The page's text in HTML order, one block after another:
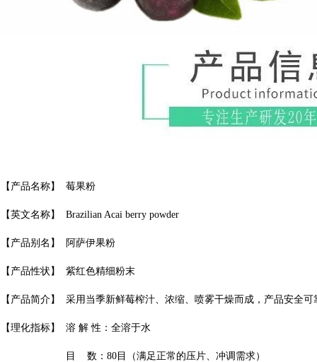
【产品名称】 莓果粉
【英文名称】 Brazilian Acai berry powder
【产品别名】 阿萨伊果粉
【产品性状】 紫红色精细粉末
【产品简介】 采用当季新鲜莓榨汁、浓缩、喷雾干燥而成，产品安全可
【理化指标】 溶 解 性：全溶于水
目 数：80目（满足正常的压片、冲调需求）